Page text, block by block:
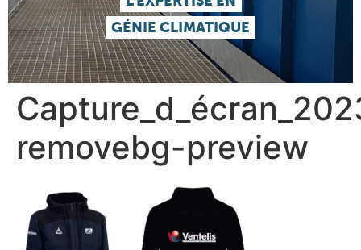
GÉNIE CLIMATIQUE
removebg-preview